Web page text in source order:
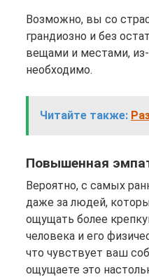
Возможно, вы со
грандиозно и без
вещами и местами,
необходимо.
Читайте также:
Повышенная
Вероятно, с самых
даже за людей,
ощущать более
человека и его
что чувствует ваш
ощущаете это